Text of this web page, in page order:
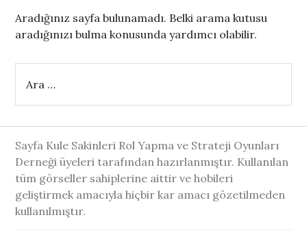
Aradığınız sayfa bulunamadı. Belki arama kutusu
aradığınızı bulma konusunda yardımcı olabilir.
Sayfa Kule Sakinleri Rol Yapma ve Strateji Oyunları
Derneği üyeleri tarafından hazırlanmıştır. Kullanılan
tüm görseller sahiplerine aittir ve hobileri
geliştirmek amacıyla hiçbir kar amacı gözetilmeden
kullanılmıştır.